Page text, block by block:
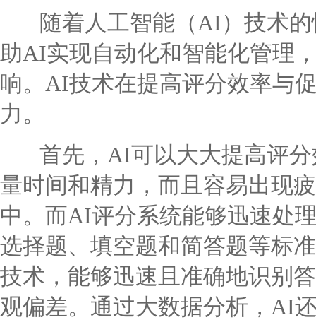
随着人工智能（AI）技术的
助AI实现自动化和智能化管理
响。AI技术在提高评分效率与
力。
首先，AI可以大大提高评分
量时间和精力，而且容易出现
中。而AI评分系统能够迅速处
选择题、填空题和简答题等标
技术，能够迅速且准确地识别
观偏差。通过大数据分析，AI